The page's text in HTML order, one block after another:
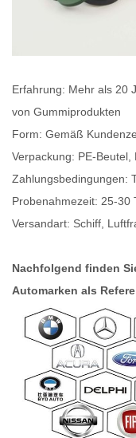
Erfahrung: Mehr als 20
von Gummiprodukten
Form: Gemäß
Verpackung: PE-Beutel,
Zahlungsbedingungen:
Probenahmezeit: 25-30
Versandart: Schiff,
Nachfolgend finden
Automarken als